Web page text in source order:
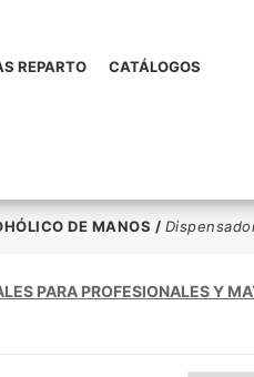
REPARTO CATÁLOGOS
DE MANOS /
PARA PROFESIONALES Y